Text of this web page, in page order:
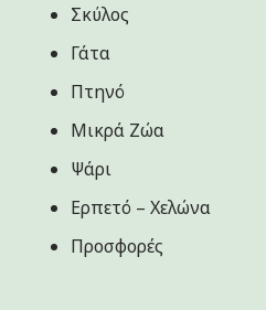
Σκύλος
Γάτα
Πτηνό
Μικρά Ζώα
Ψάρι
Ερπετό – Χελώνα
Προσφορές